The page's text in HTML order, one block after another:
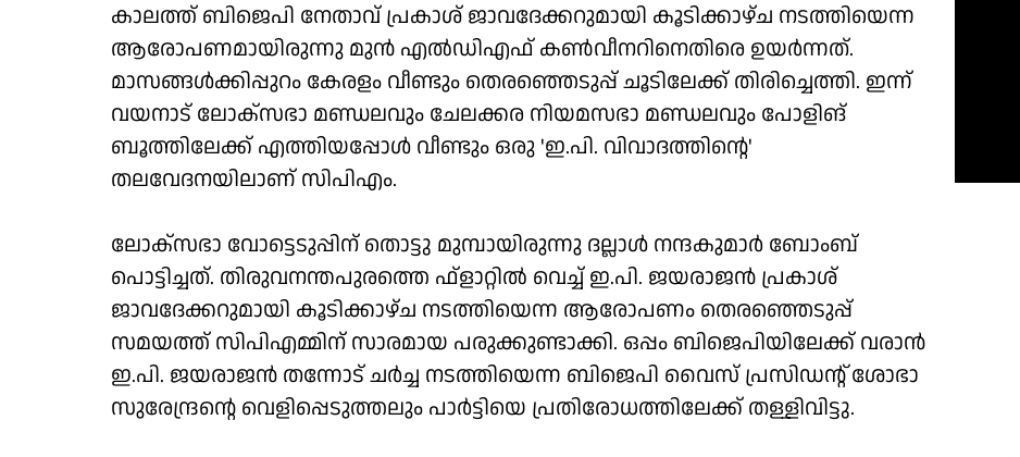
കാലത്ത് ബിജെപി നേതാവ് പ്രകാശ് ജാവദേക്കറുമായി കൂടിക്കാഴ്ച നടത്തിയെന്ന
ആരോപണമായിരുന്നു മുന്‍ എല്‍ഡിഎഫ് കണ്‍വീനറിനെതിരെ ഉയര്‍ന്നത്.
മാസങ്ങള്‍ക്കിപ്പുറം കേരളം വീണ്ടും തെരഞ്ഞെടുപ്പ് ചൂടിലേക്ക് തിരിച്ചെത്തി. ഇന്ന്
വയനാട് ലോക്സഭാ മണ്ഡലവും ചേലക്കര നിയമസഭാ മണ്ഡലവും പോളിങ്
ബൂത്തിലേക്ക് എത്തിയപ്പോള്‍ വീണ്ടും ഒരു 'ഇ.പി. വിവാദത്തിന്റെ'
തലവേദനയിലാണ് സിപിഎം.
ലോക്‌സഭാ വോട്ടെടുപ്പിന് തൊട്ടു മുമ്പായിരുന്നു ദല്ലാള്‍ നന്ദകുമാര്‍ ബോംബ്
പൊട്ടിച്ചത്. തിരുവനന്തപുരത്തെ ഫ്‌ളാറ്റില്‍ വെച്ച് ഇ.പി. ജയരാജന്‍ പ്രകാശ്
ജാവദേക്കറുമായി കൂടിക്കാഴ്ച നടത്തിയെന്ന ആരോപണം തെരഞ്ഞെടുപ്പ്
സമയത്ത് സിപിഎമ്മിന് സാരമായ പരുക്കുണ്ടാക്കി. ഒപ്പം ബിജെപിയിലേക്ക് വരാന്‍
ഇ.പി. ജയരാജന്‍ തന്നോട് ചര്‍ച്ച നടത്തിയെന്ന ബിജെപി വൈസ് പ്രസിഡന്റ് ശോഭാ
സുരേന്ദ്രന്റെ വെളിപ്പെടുത്തലും പാര്‍ട്ടിയെ പ്രതിരോധത്തിലേക്ക് തള്ളിവിട്ടു.